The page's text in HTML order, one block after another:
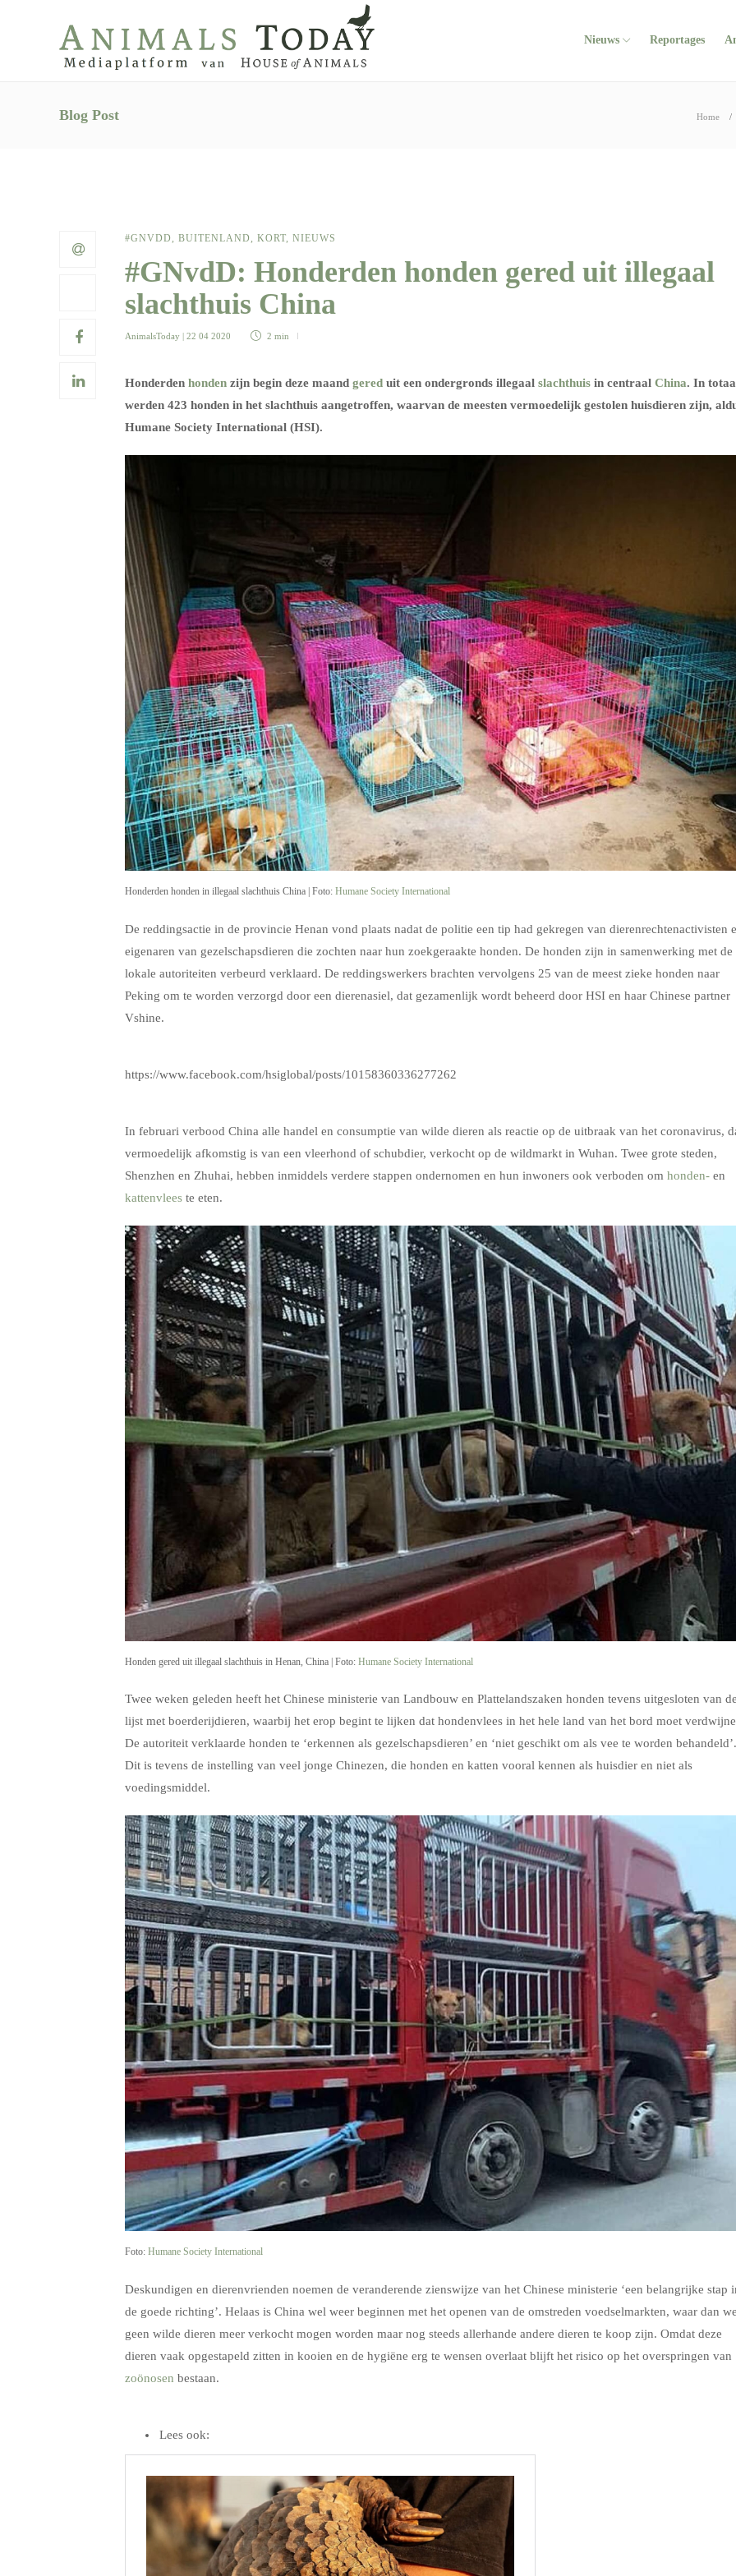
Nieuws Reportages
Blog Post Home
#GNVDD, BUITENLAND, KORT, NIEUWS
#GNvdD: Honderden honden gered uit illegaal
slachthuis China
AnimalsToday | 22 04 2020 2 min
Honderden honden zijn begin deze maand gered uit een ondergronds illegaal slachthuis in centraal China. In
werden 423 honden in het slachthuis aangetroffen, waarvan de meesten vermoedelijk gestolen huisdieren zijn,
Humane Society International (HSI).
Honderden honden in illegaal slachthuis China | Foto: Humane Society International
De reddingsactie in de provincie Henan vond plaats nadat de politie een tip had gekregen van dierenrechtenactivisten
eigenaren van gezelschapsdieren die zochten naar hun zoekgeraakte honden. De honden zijn in samenwerking met de
lokale autoriteiten verbeurd verklaard. De reddingswerkers brachten vervolgens 25 van de meest zieke honden naar
Peking om te worden verzorgd door een dierenasiel, dat gezamenlijk wordt beheerd door HSI en haar Chinese partner
Vshine.
https://www.facebook.com/hsiglobal/posts/10158360336277262
In februari verbood China alle handel en consumptie van wilde dieren als reactie op de uitbraak van het coronavirus,
vermoedelijk afkomstig is van een vleerhond of schubdier, verkocht op de wildmarkt in Wuhan. Twee grote steden,
Shenzhen en Zhuhai, hebben inmiddels verdere stappen ondernomen en hun inwoners ook verboden om honden- en
kattenvlees te eten.
Honden gered uit illegaal slachthuis in Henan, China | Foto: Humane Society International
Twee weken geleden heeft het Chinese ministerie van Landbouw en Plattelandszaken honden tevens uitgesloten van
lijst met boerderijdieren, waarbij het erop begint te lijken dat hondenvlees in het hele land van het bord moet
De autoriteit verklaarde honden te ‘erkennen als gezelschapsdieren’ en ‘niet geschikt om als vee te worden behandeld’.
Dit is tevens de instelling van veel jonge Chinezen, die honden en katten vooral kennen als huisdier en niet als
voedingsmiddel.
Foto: Humane Society International
Deskundigen en dierenvrienden noemen de veranderende zienswijze van het Chinese ministerie ‘een belangrijke stap
de goede richting’. Helaas is China wel weer beginnen met het openen van de omstreden voedselmarkten, waar dan
geen wilde dieren meer verkocht mogen worden maar nog steeds allerhande andere dieren te koop zijn. Omdat deze
dieren vaak opgestapeld zitten in kooien en de hygiëne erg te wensen overlaat blijft het risico op het overspringen van
zoönosen bestaan.
Lees ook: